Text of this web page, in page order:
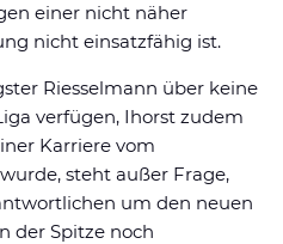
einer nicht näher
nicht einsatzfähig ist.
Riesselmann über keine
verfügen, Ihorst zudem
Karriere vom
steht außer Frage,
um den neuen
der Spitze noch